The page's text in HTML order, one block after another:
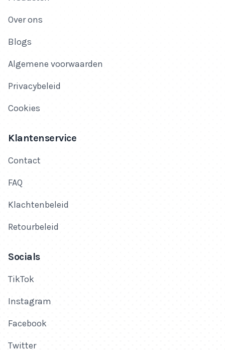
Over ons
Blogs
Algemene voorwaarden
Privacybeleid
Cookies
Klantenservice
Contact
FAQ
Klachtenbeleid
Retourbeleid
Socials
TikTok
Instagram
Facebook
Twitter